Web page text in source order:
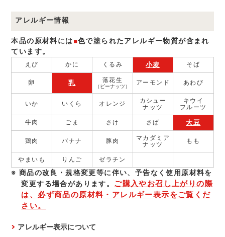
アレルギー情報
本品の原材料には■色で塗られたアレルギー物質が含まれ
ています。
えび かに くるみ 小麦 そば
卵 乳 落花生
（ピーナッツ） アーモンド あわび
いか いくら オレンジ
カシュー
ナッツ
キウイ
フルーツ
牛肉 ごま さけ さば 大豆
鶏肉 バナナ 豚肉
マカダミア
ナッツ
もも
やまいも りんご ゼラチン
商品の改良・規格変更等に伴い、予告なく使⽤原材料を
変更する場合があります。 ご購入やお召し上がりの際
は、必ず商品の原材料・アレルギー表示をご覧くだ
さい。
アレルギー表示について